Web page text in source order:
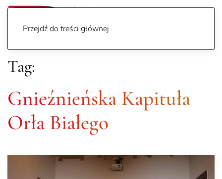
Przejdź do treści głównej
Tag:
Gnieźnieńska Kapituła
Orła Białego